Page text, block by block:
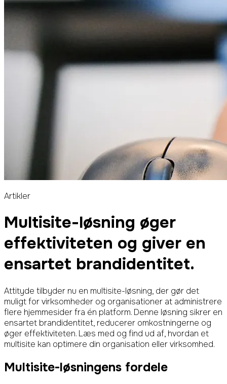
Artikler
Multisite-løsning øger
effektiviteten og giver en
ensartet brandidentitet.
Attityde tilbyder nu en multisite-løsning, der gør det
muligt for virksomheder og organisationer at administrere
flere hjemmesider fra én platform. Denne løsning sikrer en
ensartet brandidentitet, reducerer omkostningerne og
øger effektiviteten. Læs med og find ud af, hvordan et
multisite kan optimere din organisation eller virksomhed.
Multisite-løsningens fordele